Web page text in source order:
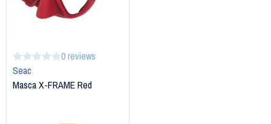
0 reviews
Seac
Masca X-FRAME Red